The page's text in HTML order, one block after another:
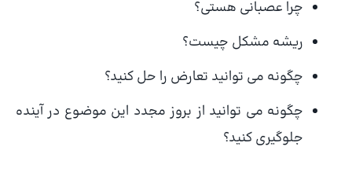
چرا عصبانی هستی؟
ریشه مشکل چیست؟
چگونه می توانید تعارض را حل کنید؟
چگونه می توانید از بروز مجدد این موضوع در آینده
جلوگیری کنید؟